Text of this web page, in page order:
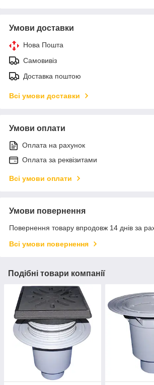
Умови доставки
Нова Пошта
Самовивіз
Доставка поштою
Всі умови доставки
Умови оплати
Оплата на рахунок
Оплата за реквізитами
Всі умови оплати
Умови повернення
Повернення товару впродовж 14 днів за
Всі умови повернення
Подібні товари компанії